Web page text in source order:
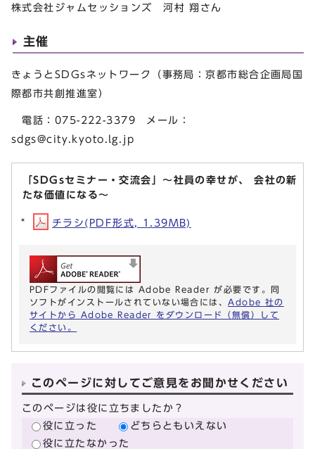
株式会社ジャムセッションズ 河村 翔さん
主催
きょうとSDGsネットワーク（事務局：京都市総合企画局国
際都市共創推進室）
電話：075-222-3379 メール：
sdgs@city.kyoto.lg.jp
「SDGsセミナー・交流会」～社員の幸せが、 会社の新
たな価値になる～
チラシ(PDF形式, 1.39MB)
PDFファイルの閲覧には Adobe Reader が必要です。同
ソフトがインストールされていない場合には、 Adobe 社の
サイトから Adobe Reader をダウンロード（無償）して
ください。
このページに対してご意見をお聞かせください
このページは役に立ちましたか？
役に立った
どちらともいえない
役に立たなかった